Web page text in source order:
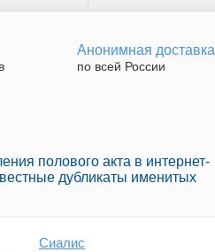
Анонимная доставка
по всей России
полового акта в интернет-
дубликаты именитых
Сиалис